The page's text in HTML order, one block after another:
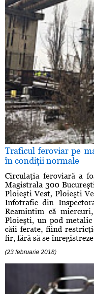
Traficul feroviar pe
în condiţii normale
Circulaţia feroviară a
Magistrala 300
Ploieşti Vest, Ploieşti
Infotrafic din
Reamintim că
Ploieşti, un pod
căii ferate, fiind
fir, fără să se
(23 februarie 2018)